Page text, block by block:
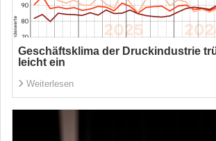
Geschäftsklima der Druckindustrie
leicht ein
Weiterlesen